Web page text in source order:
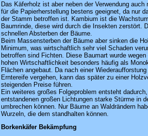
Das Käferholz ist aber neben der Verwendung auch
für die Papierherstellung bestens geeignet, da nur
der Stamm betroffen ist. Kambium ist die
Baumrinde, diese wird durch die Insekten zerstört.
schnellen Absterben der Bäume.
Beim Massensterben der Bäume aber sinken die
Minimum, was wirtschaftlich sehr viel Schaden
betroffen sind Fichten. Diese Baumart wurde
hohen Wirtschaftlichkeit besonders häufig als
Flächen angebaut. Da nach einer
Erntereife vergehen, kann das später zu einer
steigenden Preise führen.
Ein weiteres großes Folgeproblem entsteht
entstandenen großen Lichtungen starke Stürme in
umbrechen können. Nur Bäume an Waldrändern
Wurzeln, die dem standhalten können.
Borkenkäfer Bekämpfung